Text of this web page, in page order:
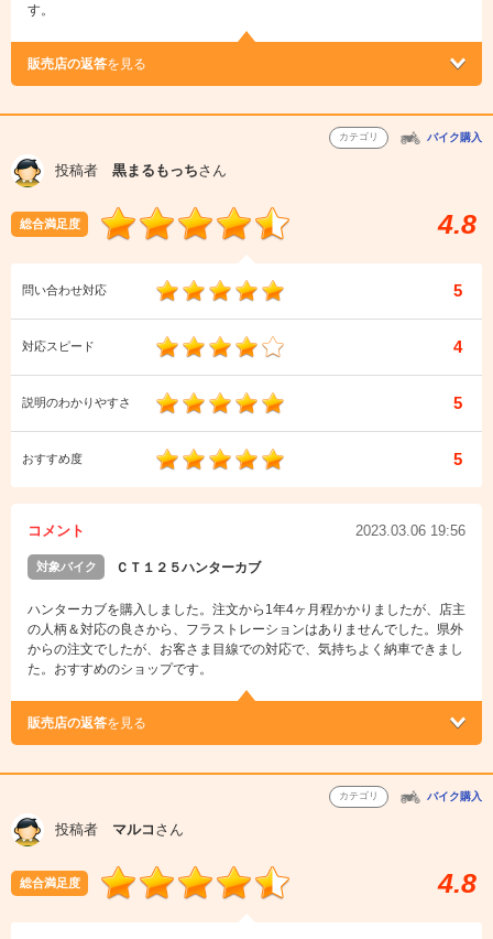
す。
販売店の返答を見る
カテゴリ バイク購入
投稿者 黒まるもっちさん
総合満足度 4.8
問い合わせ対応 5
対応スピード 4
説明のわかりやすさ 5
おすすめ度 5
コメント 2023.03.06 19:56
対象バイク ＣＴ１２５ハンターカブ
ハンターカブを購入しました。注文から1年4ヶ月程かかりましたが、店主
の人柄＆対応の良さから、フラストレーションはありませんでした。県外
からの注文でしたが、お客さま目線での対応で、気持ちよく納車できまし
た。おすすめのショップです。
販売店の返答を見る
カテゴリ バイク購入
投稿者 マルコ さん
総合満足度 4.8